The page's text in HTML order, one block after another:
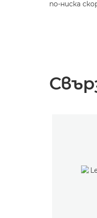
по-ниска